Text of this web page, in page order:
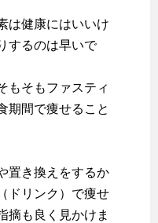
は健康にはいいけ
するのは早いで
もそもファスティ
期間で痩せること
置き換えをするか
ドリンク）で痩せ
摘も良く見かけま